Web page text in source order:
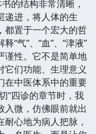
的结构非常清晰，
递进，将人体的生
都置于一个宏大的哲
“气”、“血”、“津液”
谨性。它不是简单地
它们功能、生理意义
在中医体系中的重要
”四诊的章节时，我
入微，仿佛眼前就出
心地为病人把脉，